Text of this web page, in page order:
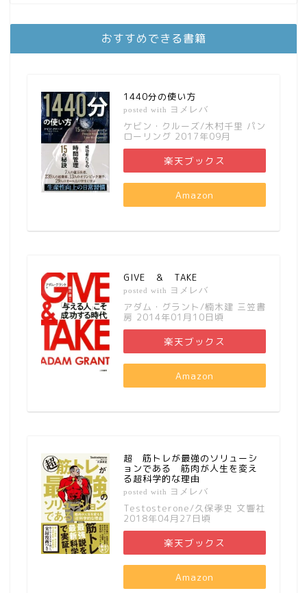
おすすめできる書籍
1440分の使い方
posted with ヨメレバ
ケビン・クルーズ/木村千里 パン
ローリング 2017年09月
楽天ブックス
Amazon
GIVE ＆ TAKE
posted with ヨメレバ
アダム・グラント/楠木建 三笠書
房 2014年01月10日頃
楽天ブックス
Amazon
超 筋トレが最強のソリューシ
ョンである 筋肉が人生を変え
る超科学的な理由
posted with ヨメレバ
Testosterone/久保孝史 文響社
2018年04月27日頃
楽天ブックス
Amazon